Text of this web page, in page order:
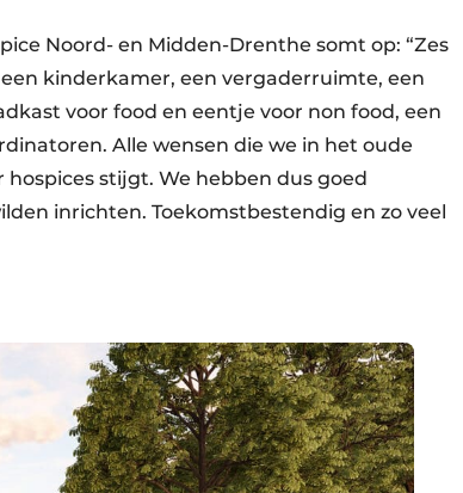
Noord- en Midden-Drenthe somt op: “Zes
kinderkamer, een vergaderruimte, een
voor food en eentje voor non food, een
Alle wensen die we in het oude
stijgt. We hebben dus goed
inrichten. Toekomstbestendig en zo veel